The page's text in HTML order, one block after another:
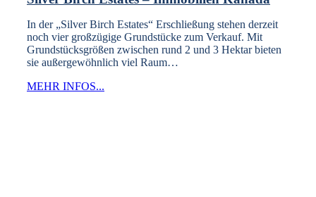
In der „Silver Birch Estates“ Erschließung stehen derzeit
noch vier großzügige Grundstücke zum Verkauf. Mit
Grundstücksgrößen zwischen rund 2 und 3 Hektar bieten
sie außergewöhnlich viel Raum…
MEHR INFOS...